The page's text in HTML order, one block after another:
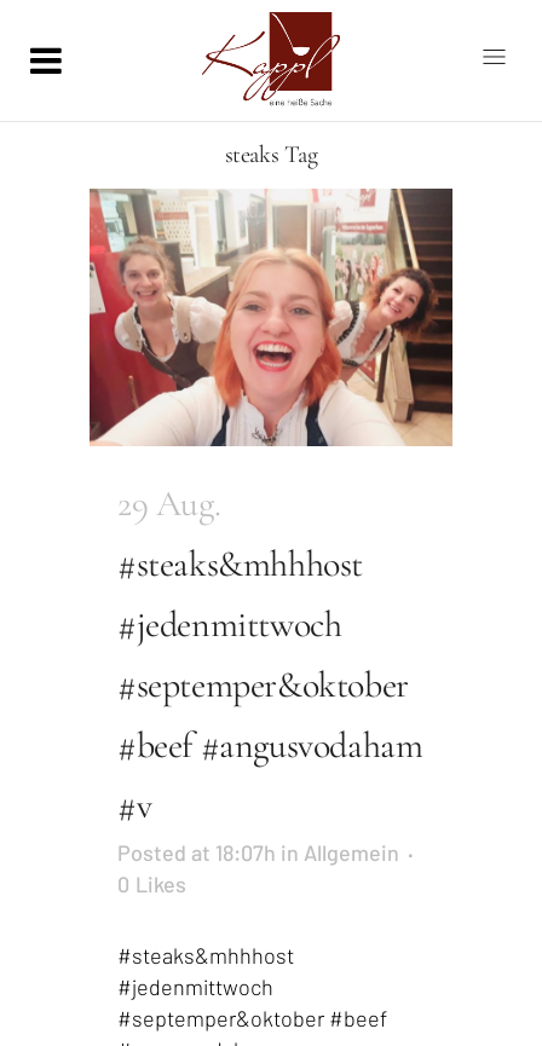
steaks Tag
29 Aug.
#steaks&mhhhost
#jedenmittwoch
#septemper&oktober
#beef #angusvodaham
#v
Posted at 18:07h in Allgemein
0 Likes
#steaks&mhhhost
#jedenmittwoch
#septemper&oktober #beef